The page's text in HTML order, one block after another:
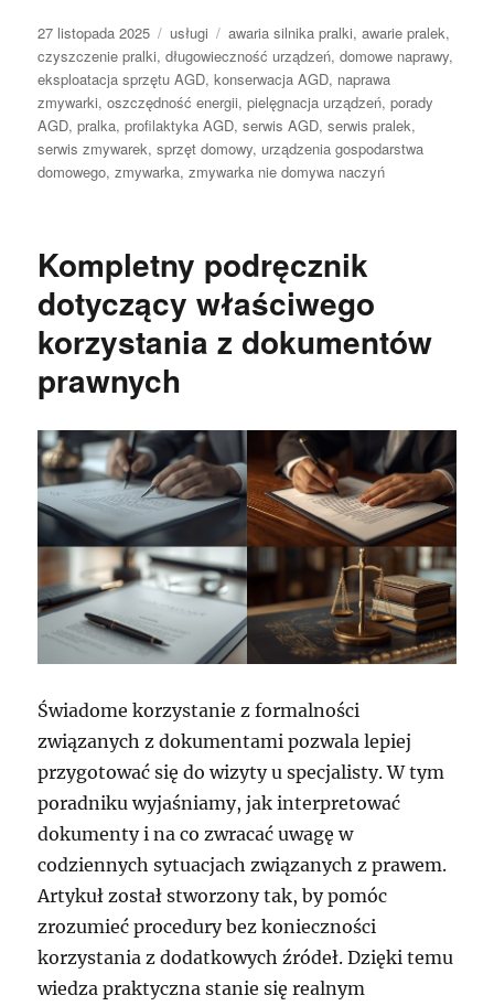
Data
publikacji
27 listopada 2025 Kategorie
usługi Tagi
awaria silnika pralki,awarie pralek,
czyszczenie pralki,długowieczność urządzeń,domowe naprawy,
eksploatacja sprzętu AGD,konserwacja AGD, naprawa
zmywarki,oszczędność energii,pielęgnacja urządzeń,porady
AGD,pralka,profilaktyka AGD,serwis AGD,serwis pralek,
serwis zmywarek,sprzęt domowy, urządzenia gospodarstwa
domowego,zmywarka,zmywarka nie domywa naczyń
Kompletny podręcznik
dotyczący właściwego
korzystania z dokumentów
prawnych
Świadome korzystanie z formalności
związanych z dokumentami pozwala lepiej
przygotować się do wizyty u specjalisty. W tym
poradniku wyjaśniamy, jak interpretować
dokumenty i na co zwracać uwagę w
codziennych sytuacjach związanych z prawem.
Artykuł został stworzony tak, by pomóc
zrozumieć procedury bez konieczności
korzystania z dodatkowych źródeł. Dzięki temu
wiedza praktyczna stanie się realnym